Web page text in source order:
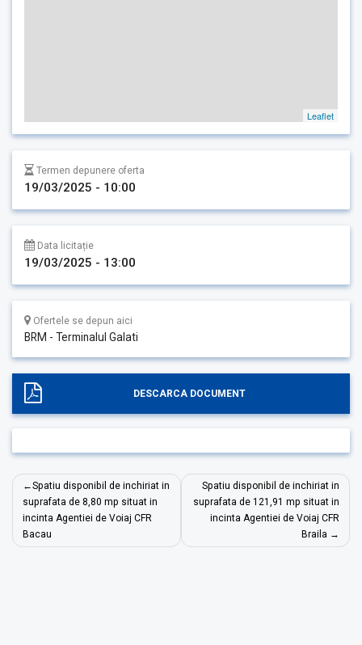
Leaflet
Termen depunere oferta
19/03/2025 - 10:00
Data licitație
19/03/2025 - 13:00
Ofertele se depun aici
BRM - Terminalul Galati
DESCARCA DOCUMENT
Post
navigation
Spatiu disponibil de inchiriat in
suprafata de 8,80 mp situat in
incinta Agentiei de Voiaj CFR
Bacau
Spatiu disponibil de inchiriat in
suprafata de 121,91 mp situat in
incinta Agentiei de Voiaj CFR
Braila